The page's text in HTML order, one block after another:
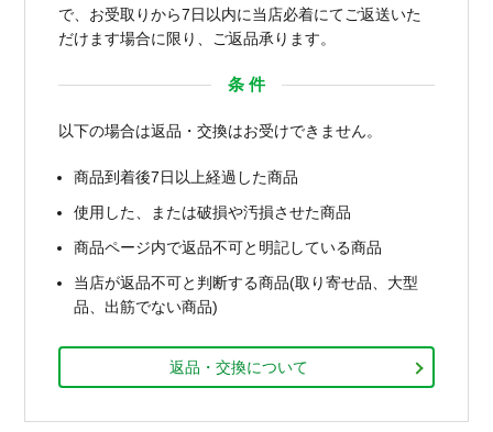
で、お受取りから7日以内に当店必着にてご返送いた
だけます場合に限り、ご返品承ります。
条 件
以下の場合は返品・交換はお受けできません。
商品到着後7日以上経過した商品
使用した、または破損や汚損させた商品
商品ページ内で返品不可と明記している商品
当店が返品不可と判断する商品(取り寄せ品、大型
品、出筋でない商品)
返品・交換について